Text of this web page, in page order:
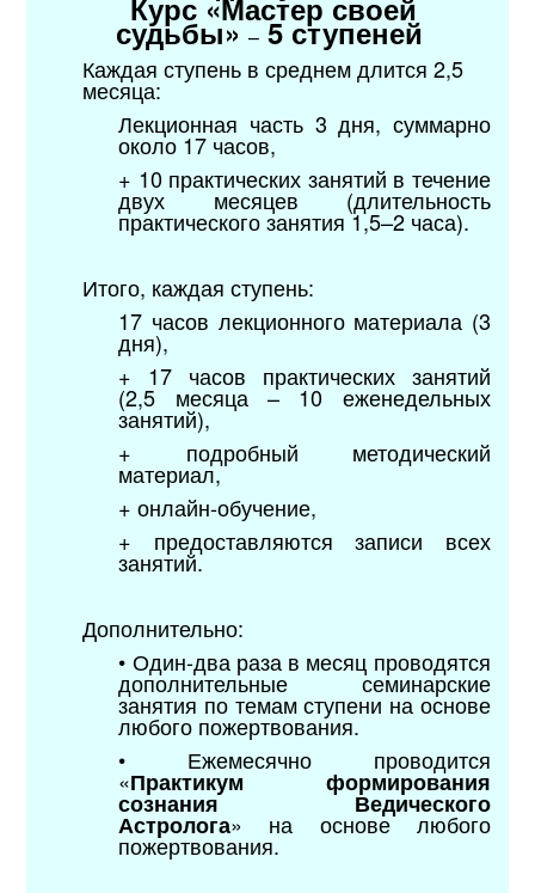
Курс «Мастер своей
судьбы»–5 ступеней
Каждая ступень в среднем длится 2,5
месяца:
Лекционная часть 3 дня, суммарно
около 17 часов,
+ 10 практических занятий в течение
двух месяцев (длительность
практического занятия 1,5–2 часа).
Итого, каждая ступень:
17 часов лекционного материала (3
дня),
+ 17 часов практических занятий
(2,5 месяца – 10 еженедельных
занятий),
+ подробный методический
материал,
+ онлайн-обучение,
+ предоставляются записи всех
занятий.
Дополнительно:
• Один-два раза в месяц проводятся
дополнительные семинарские
занятия по темам ступени на основе
любого пожертвования.
• Ежемесячно проводится
«Практикум формирования
сознания Ведического
Астролога» на основе любого
пожертвования.